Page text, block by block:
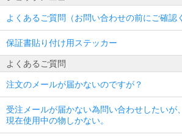
よくあるご質問（お問い合わせの前にご確認
保証書貼り付け用ステッカー
よくあるご質問
注文のメールが届かないのですが？
受注メールが届かない為問い合わせしたいが
現在使用中の物しかない。